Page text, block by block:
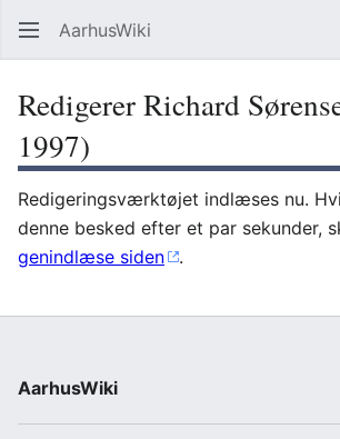
AarhusWiki
Redigerer Richard
1997)
Redigeringsværktøjet indlæses nu.
denne besked efter et par sekunder,
genindlæse siden
.
AarhusWiki